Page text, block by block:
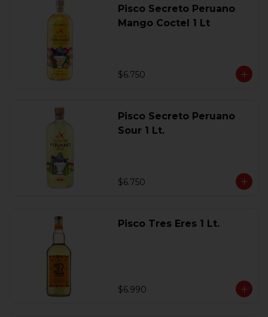
Pisco Secreto Peruano
Mango Coctel 1 Lt
$6.750
Pisco Secreto Peruano
Sour 1 Lt.
$6.750
Pisco Tres Eres 1 Lt.
$6.990